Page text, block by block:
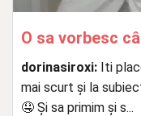
O sa vorbesc
dorinasiroxi: Iti
mai scurt și la
🤤 Și sa primim și s...